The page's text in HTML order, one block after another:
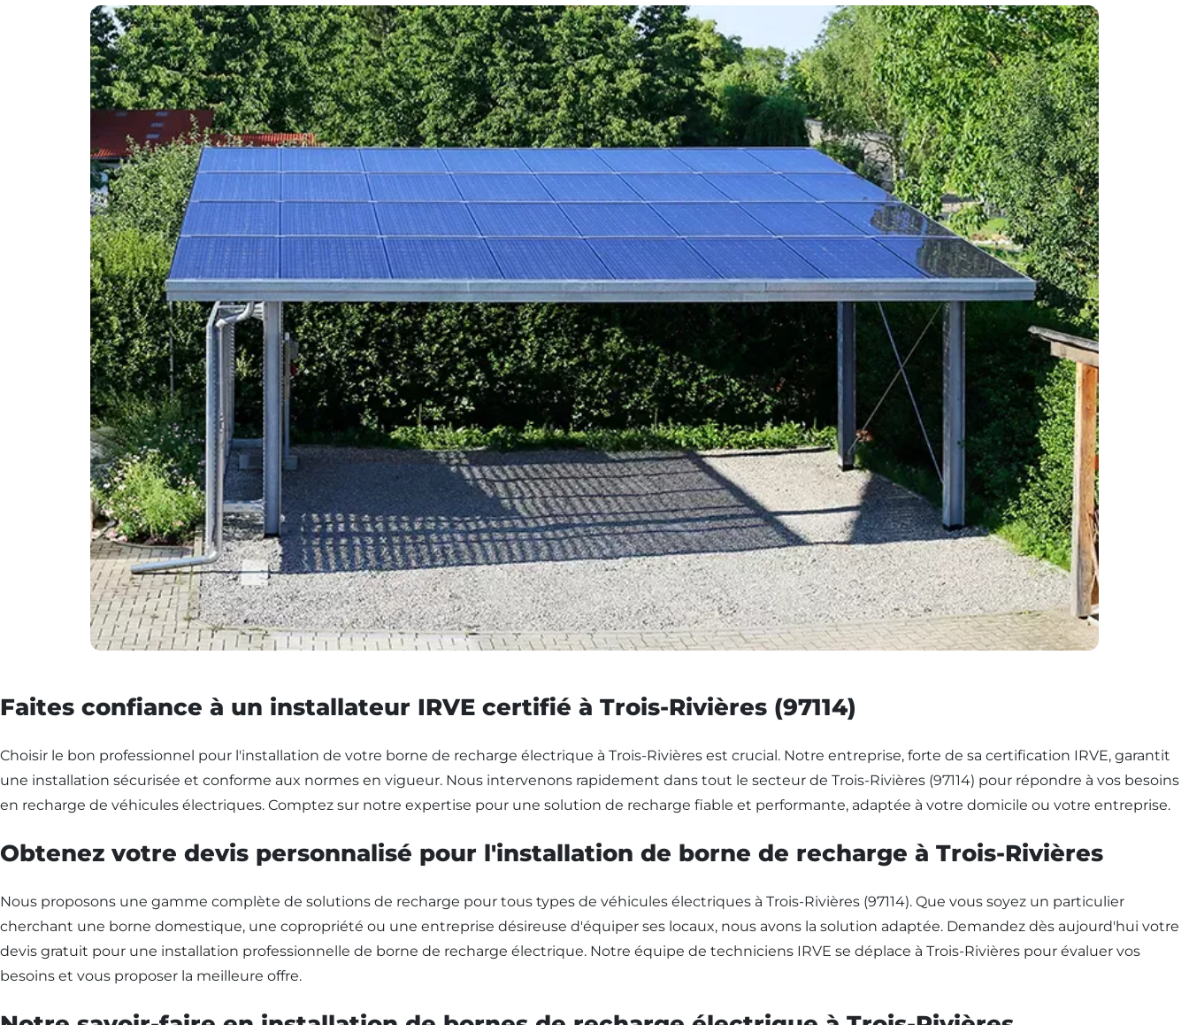
Faites confiance à un installateur IRVE certifié à Trois-Rivières (97114)
Choisir le bon professionnel pour l'installation de votre borne de recharge électrique à Trois-Rivières est crucial. Notre entreprise, forte de sa certification IRVE, garantit
une installation sécurisée et conforme aux normes en vigueur. Nous intervenons rapidement dans tout le secteur de Trois-Rivières (97114) pour répondre à vos besoins
en recharge de véhicules électriques. Comptez sur notre expertise pour une solution de recharge fiable et performante, adaptée à votre domicile ou votre entreprise.
Obtenez votre devis personnalisé pour l'installation de borne de recharge à Trois-Rivières
Nous proposons une gamme complète de solutions de recharge pour tous types de véhicules électriques à Trois-Rivières (97114). Que vous soyez un particulier
cherchant une borne domestique, une copropriété ou une entreprise désireuse d'équiper ses locaux, nous avons la solution adaptée. Demandez dès aujourd'hui votre
devis gratuit pour une installation professionnelle de borne de recharge électrique. Notre équipe de techniciens IRVE se déplace à Trois-Rivières pour évaluer vos
besoins et vous proposer la meilleure offre.